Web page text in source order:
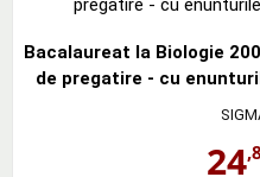
Bacalaureat la Biologie
de pregatire - cu
24